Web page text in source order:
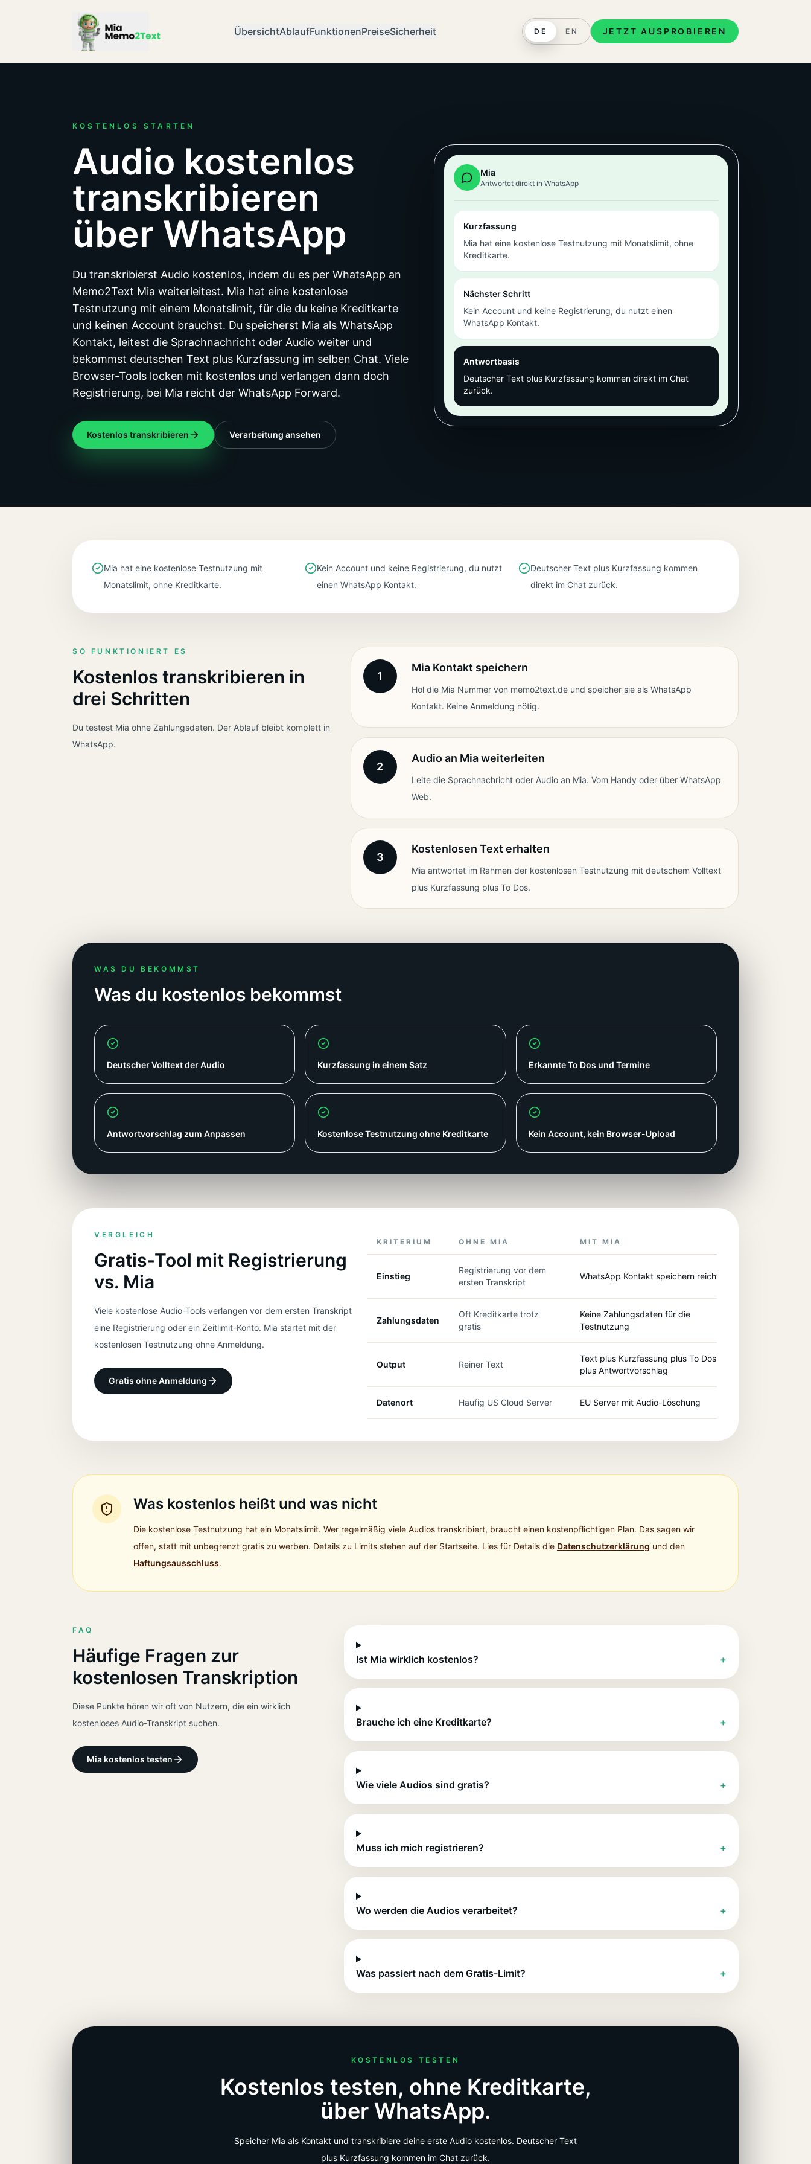
Mia
ÜbersichtAblaufFunktionenPreiseSicherheit DE EN JETZT AUSPROBIEREN
KOSTENLOS STARTEN
Audio kostenlos
transkribieren
über WhatsApp
Du transkribierst Audio kostenlos, indem du es per WhatsApp an
Memo2Text Mia weiterleitest. Mia hat eine kostenlose
Testnutzung mit einem Monatslimit, für die du keine Kreditkarte
und keinen Account brauchst. Du speicherst Mia als WhatsApp
Kontakt, leitest die Sprachnachricht oder Audio weiter und
bekommst deutschen Text plus Kurzfassung im selben Chat. Viele
Browser-Tools locken mit kostenlos und verlangen dann doch
Registrierung, bei Mia reicht der WhatsApp Forward.
Kostenlos transkribieren Verarbeitung ansehen
Mia
Antwortet direkt in WhatsApp
Kurzfassung
Mia hat eine kostenlose Testnutzung mit Monatslimit, ohne
Kreditkarte.
Nächster Schritt
Kein Account und keine Registrierung, du nutzt einen
WhatsApp Kontakt.
Antwortbasis
Deutscher Text plus Kurzfassung kommen direkt im Chat
zurück.
Mia hat eine kostenlose Testnutzung mit
Monatslimit, ohne Kreditkarte.
Kein Account und keine Registrierung, du nutzt
einen WhatsApp Kontakt.
Deutscher Text plus Kurzfassung kommen
direkt im Chat zurück.
SO FUNKTIONIERT ES
Kostenlos transkribieren in
drei Schritten
Du testest Mia ohne Zahlungsdaten. Der Ablauf bleibt komplett in
WhatsApp.
1
Mia Kontakt speichern
Hol die Mia Nummer von memo2text.de und speicher sie als WhatsApp
Kontakt. Keine Anmeldung nötig.
2
Audio an Mia weiterleiten
Leite die Sprachnachricht oder Audio an Mia. Vom Handy oder über WhatsApp
Web.
3
Kostenlosen Text erhalten
Mia antwortet im Rahmen der kostenlosen Testnutzung mit deutschem Volltext
plus Kurzfassung plus To Dos.
WAS DU BEKOMMST
Was du kostenlos bekommst
Deutscher Volltext der Audio Kurzfassung in einem Satz Erkannte To Dos und Termine
Antwortvorschlag zum Anpassen Kostenlose Testnutzung ohne Kreditkarte Kein Account, kein Browser-Upload
VERGLEICH
Gratis-Tool mit Registrierung
vs. Mia
Viele kostenlose Audio-Tools verlangen vor dem ersten Transkript
eine Registrierung oder ein Zeitlimit-Konto. Mia startet mit der
kostenlosen Testnutzung ohne Anmeldung.
Gratis ohne Anmeldung
KRITERIUM OHNE MIA MIT MIA
Einstieg
Registrierung vor dem
ersten Transkript
WhatsApp Kontakt speichern reicht
Zahlungsdaten
Oft Kreditkarte trotz
gratis
Keine Zahlungsdaten für die
Testnutzung
Output Reiner Text
Text plus Kurzfassung plus To Dos
plus Antwortvorschlag
Datenort Häufig US Cloud Server EU Server mit Audio-Löschung
Was kostenlos heißt und was nicht
Die kostenlose Testnutzung hat ein Monatslimit. Wer regelmäßig viele Audios transkribiert, braucht einen kostenpflichtigen Plan. Das sagen wir
offen, statt mit unbegrenzt gratis zu werben. Details zu Limits stehen auf der Startseite. Lies für Details die Datenschutzerklärung und den
Haftungsausschluss.
FAQ
Häufige Fragen zur
kostenlosen Transkription
Diese Punkte hören wir oft von Nutzern, die ein wirklich
kostenloses Audio-Transkript suchen.
Mia kostenlos testen
Ist Mia wirklich kostenlos? +
Brauche ich eine Kreditkarte? +
Wie viele Audios sind gratis? +
Muss ich mich registrieren? +
Wo werden die Audios verarbeitet? +
Was passiert nach dem Gratis-Limit? +
KOSTENLOS TESTEN
Kostenlos testen, ohne Kreditkarte,
über WhatsApp.
Speicher Mia als Kontakt und transkribiere deine erste Audio kostenlos. Deutscher Text
plus Kurzfassung kommen im Chat zurück.